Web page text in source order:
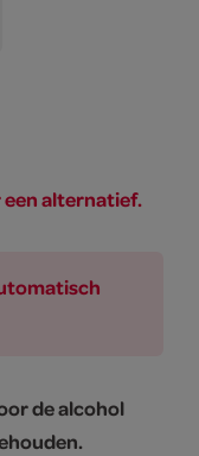
een alternatief.
de alcohol